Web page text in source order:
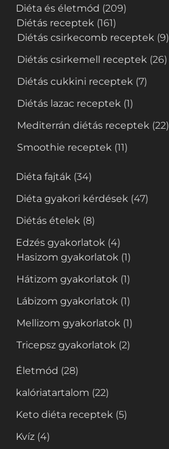
Diéta és életmód (209)
Diétás receptek (161)
Diétás csirkecomb receptek (9)
Diétás csirkemell receptek (26)
Diétás cukkini receptek (7)
Diétás lazac receptek (1)
Mediterrán diétás receptek (22)
Smoothie receptek (11)
Diéta fajták (34)
Diéta gyakori kérdések (47)
Diétás ételek (8)
Edzés gyakorlatok (4)
Hasizom gyakorlatok (1)
Hátizom gyakorlatok (1)
Lábizom gyakorlatok (1)
Mellizom gyakorlatok (1)
Tricepsz gyakorlatok (2)
Életmód (28)
kalóriatartalom (22)
Keto diéta receptek (5)
Kvíz (4)